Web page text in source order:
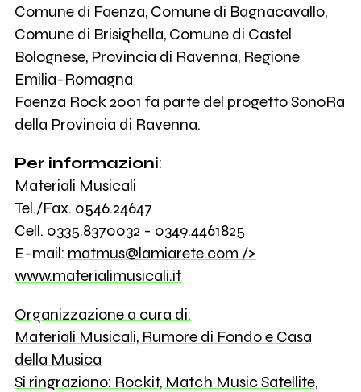
Comune di Faenza, Comune di Bagnacavallo,
Comune di Brisighella, Comune di Castel
Bolognese, Provincia di Ravenna, Regione
Emilia-Romagna
Faenza Rock 2001 fa parte del progetto SonoRa
della Provincia di Ravenna.
Per informazioni:
Materiali Musicali
Tel./Fax. 0546.24647
Cell. 0335.8370032 - 0349.4461825
E-mail: matmus@lamiarete.com />
www.materialimusicali.it
Organizzazione a cura di:
Materiali Musicali, Rumore di Fondo e Casa
della Musica
Si ringraziano: Rockit, Match Music Satellite,